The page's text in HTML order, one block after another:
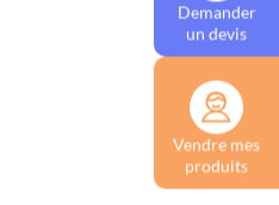
Demander
un devis
Vendre mes
produits